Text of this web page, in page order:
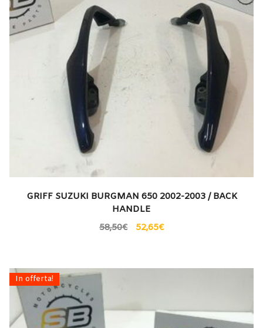
GRIFF SUZUKI BURGMAN 650 2002-2003 / BACK
HANDLE
58,50€ 52,65€
In offerta!